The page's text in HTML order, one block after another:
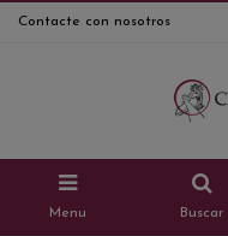
Contacte con nosotros
Menu Buscar